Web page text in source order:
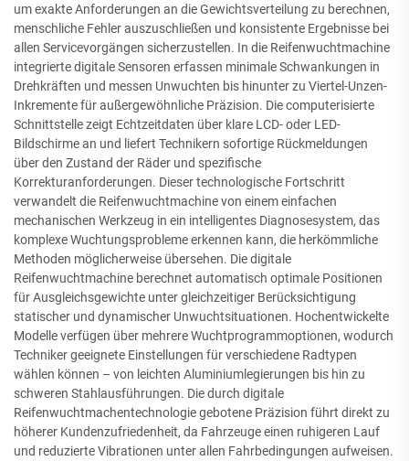
um exakte Anforderungen an die Gewichtsverteilung zu berechnen,
menschliche Fehler auszuschließen und konsistente Ergebnisse bei
allen Servicevorgängen sicherzustellen. In die Reifenwuchtmachine
integrierte digitale Sensoren erfassen minimale Schwankungen in
Drehkräften und messen Unwuchten bis hinunter zu Viertel-Unzen-
Inkremente für außergewöhnliche Präzision. Die computerisierte
Schnittstelle zeigt Echtzeitdaten über klare LCD- oder LED-
Bildschirme an und liefert Technikern sofortige Rückmeldungen
über den Zustand der Räder und spezifische
Korrekturanforderungen. Dieser technologische Fortschritt
verwandelt die Reifenwuchtmachine von einem einfachen
mechanischen Werkzeug in ein intelligentes Diagnosesystem, das
komplexe Wuchtungsprobleme erkennen kann, die herkömmliche
Methoden möglicherweise übersehen. Die digitale
Reifenwuchtmachine berechnet automatisch optimale Positionen
für Ausgleichsgewichte unter gleichzeitiger Berücksichtigung
statischer und dynamischer Unwuchtsituationen. Hochentwickelte
Modelle verfügen über mehrere Wuchtprogrammoptionen, wodurch
Techniker geeignete Einstellungen für verschiedene Radtypen
wählen können – von leichten Aluminiumlegierungen bis hin zu
schweren Stahlausführungen. Die durch digitale
Reifenwuchtmachentechnologie gebotene Präzision führt direkt zu
höherer Kundenzufriedenheit, da Fahrzeuge einen ruhigeren Lauf
und reduzierte Vibrationen unter allen Fahrbedingungen aufweisen.